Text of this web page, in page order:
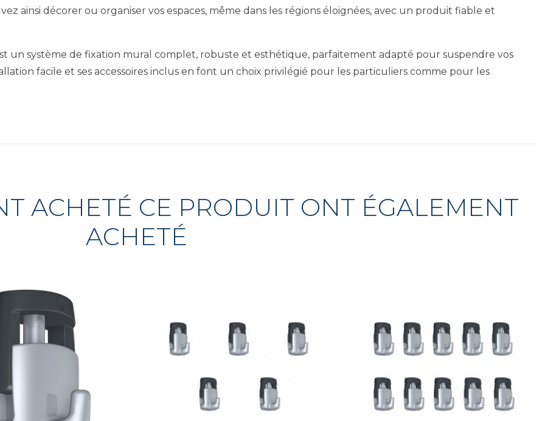
ainsi décorer ou organiser vos espaces, même dans les régions éloignées, avec un produit fiable et
un système de fixation mural complet, robuste et esthétique, parfaitement adapté pour suspendre vos
facile et ses accessoires inclus en font un choix privilégié pour les particuliers comme pour les
ACHETÉ CE PRODUIT ONT ÉGALEMENT
ACHETÉ